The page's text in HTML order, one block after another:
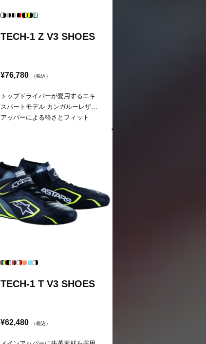
TECH-1 Z V3 SHOES
¥76,780 （税込）
トップドライバーが愛用するエキ
スパートモデル カンガルーレザー
アッパーによる軽さとフィット
TECH-1 T V3 SHOES
¥62,480 （税込）